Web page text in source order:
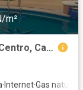
m²
Casa en Renta/Venta, SM 15, Cancún Centro, Cancún en Venta
·Internet·Gas natural